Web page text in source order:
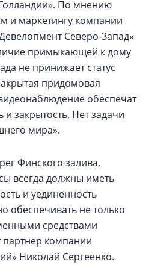
По мнению
и маркетингу компании
Северо-Запад»
примыкающей к дому
не принижает статус
придомовая
обеспечат
закрытость. Нет задачи
мира».
Финского залива,
всегда должны иметь
и уединенность
обеспечивать не только
средствами
партнер компании
Николай Сергеенко.